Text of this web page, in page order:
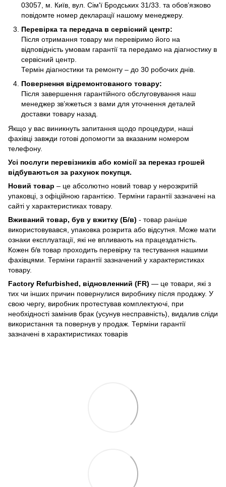
03057, м. Київ, вул. Сім'ї Бродських 31/33. та обов’язково
повідомте номер декларації нашому менеджеру.
Перевірка та передача в сервісний центр:
Після отримання товару ми перевіримо його на
відповідність умовам гарантії та передамо на діагностику в
сервісний центр.
Термін діагностики та ремонту – до 30 робочих днів.
Повернення відремонтованого товару:
Після завершення гарантійного обслуговування наш
менеджер зв’яжеться з вами для уточнення деталей
доставки товару назад.
Якщо у вас виникнуть запитання щодо процедури, наші
фахівці завжди готові допомогти за вказаним номером
телефону.
Усі послуги перевізників або комісії за переказ грошей
відбуваються за рахунок покупця.
Новий товар – це абсолютно новий товар у нерозкритій
упаковці, з офіційною гарантією. Терміни гарантії зазначені на
сайті у характеристиках товару.
Вживаний товар, був у вжитку (Б/в) - товар раніше
використовувався, упаковка розкрита або відсутня. Може мати
ознаки експлуатації, які не впливають на працездатність.
Кожен б/в товар проходить перевірку та тестування нашими
фахівцями. Терміни гарантії зазначений у характеристиках
товару.
Factory Refurbished, відновленний (FR) — це товари, які з
тих чи інших причин повернулися виробнику після продажу. У
свою чергу, виробник протестував комплектуючі, при
необхідності замінив брак (усунув несправність), видалив сліди
використання та повернув у продаж. Терміни гарантії
зазначені в характиристиках товарів